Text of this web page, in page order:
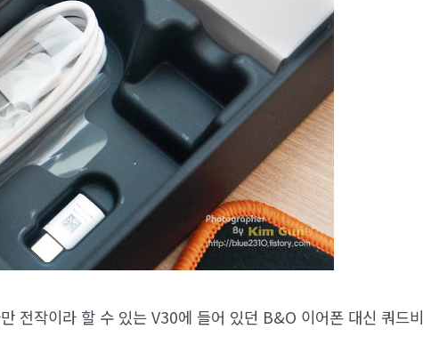
전작이라 할 수 있는 V30에 들어 있던 B&O 이어폰 대신 쿼드비